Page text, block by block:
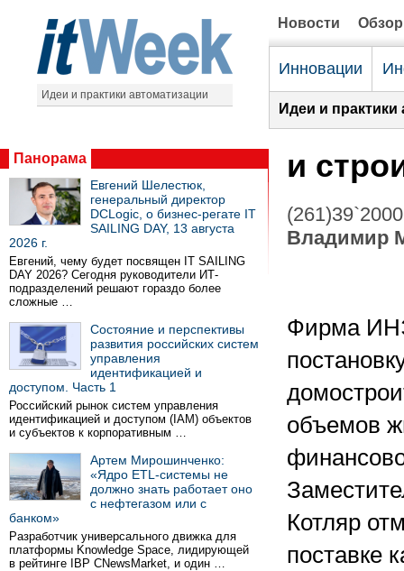
Идеи и практики автоматизации
Новости
Инновации
Идеи и
Панорама
Евгений Шелестюк,
генеральный директор
DCLogic, о бизнес-регате IT
SAILING DAY, 13 августа
2026 г.
Евгений, чему будет посвящен IT SAILING
DAY 2026? Сегодня руководители ИТ-
подразделений решают гораздо более
сложные …
Состояние и перспективы
развития российских систем
управления
идентификацией и
доступом. Часть 1
Российский рынок систем управления
идентификацией и доступом (IAM) объектов
и субъектов к корпоративным …
Артем Мирошинченко:
«Ядро ETL-системы не
должно знать работает оно
с нефтегазом или с
банком»
Разработчик универсального движка для
платформы Knowledge Space, лидирующей
в рейтинге IBP CNewsMarket, и один …
и
(261)39`2000
Владимир
Фирма
объемов
Котляр
поставке